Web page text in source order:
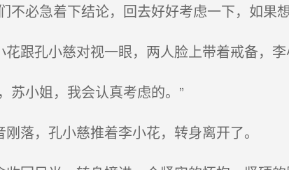
不必急着下结论，回去好好考虑一下，如果
跟孔小慈对视一眼，两人脸上带着戒备，李
苏小姐，我会认真考虑的。”
落，孔小慈推着李小花，转身离开了。